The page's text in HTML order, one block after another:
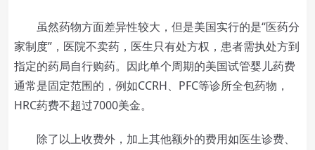
虽然药物方面差异性较大，但是美国实行的是“医药分
家制度”，医院不卖药，医生只有处方权，患者需执处方到
指定的药局自行购药。因此单个周期的美国试管婴儿药费
通常是固定范围的，例如CCRH、PFC等诊所全包药物，
HRC药费不超过7000美金。
除了以上收费外，加上其他额外的费用如医生诊费、